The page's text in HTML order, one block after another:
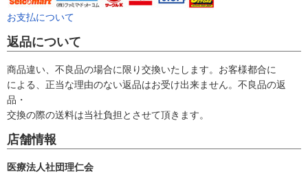
お支払について
返品について
商品違い、不良品の場合に限り交換いたします。お客様都合に
による、正当な理由のない返品はお受け出来ません。不良品の返
品・
交換の際の送料は当社負担とさせて頂きます。
店舗情報
医療法人社団理仁会